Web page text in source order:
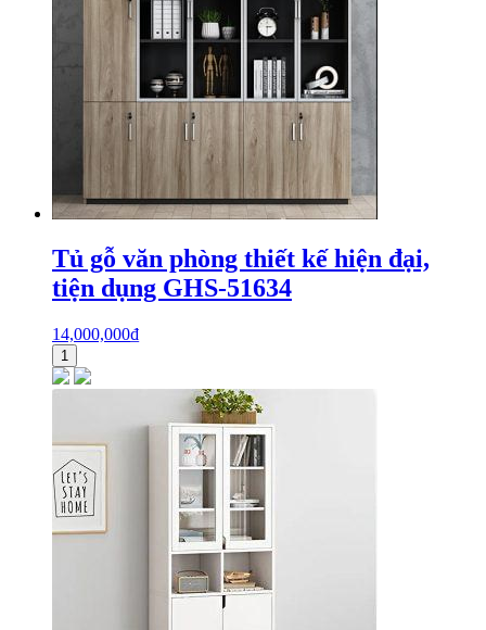
Tủ gỗ văn phòng thiết kế hiện đại,
tiện dụng GHS-51634
14,000,000₫
1